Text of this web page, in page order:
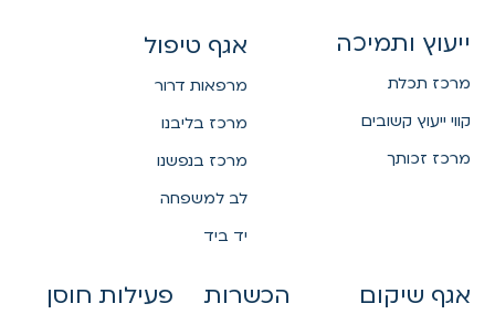
ייעוץ ותמיכה
מרכז תכלת
קווי ייעוץ קשובים
מרכז זכותך
אגף טיפול
מרפאות דרור
מרכז בליבנו
מרכז בנפשנו
לב למשפחה
יד ביד
אגף שיקום
הכשרות
פעילות חוסן